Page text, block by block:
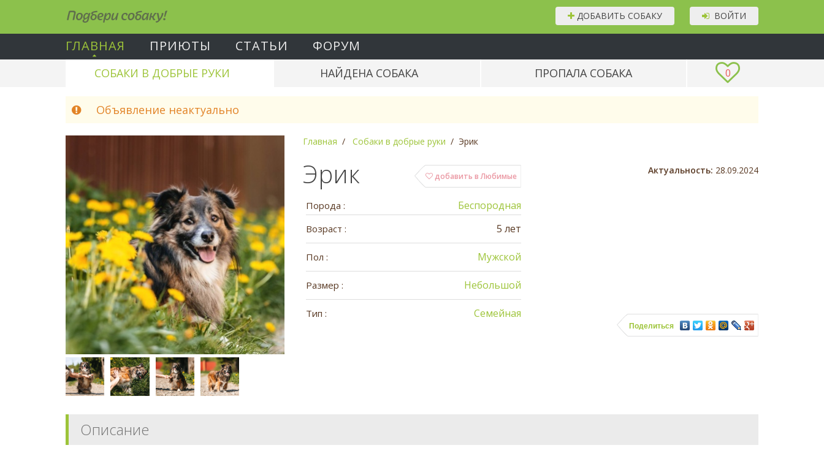
Подбери собаку! ВОЙТИ
ДОБАВИТЬ СОБАКУ
ГЛАВНАЯ ПРИЮТЫ СТАТЬИ ФОРУМ
0
СОБАКИ В ДОБРЫЕ РУКИ НАЙДЕНА СОБАКА ПРОПАЛА СОБАКА
Объявление неактуально
Главная Собаки в добрые руки Эрик
добавить в Любимые
Эрик
Порода : Беспородная
Возраст : 5 лет
Пол : Мужской
Размер : Небольшой
Тип : Семейная
Актуальность: 28.09.2024
Поделиться
Описание